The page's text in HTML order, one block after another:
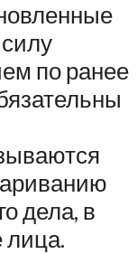
по ранее
дела, в
лица.